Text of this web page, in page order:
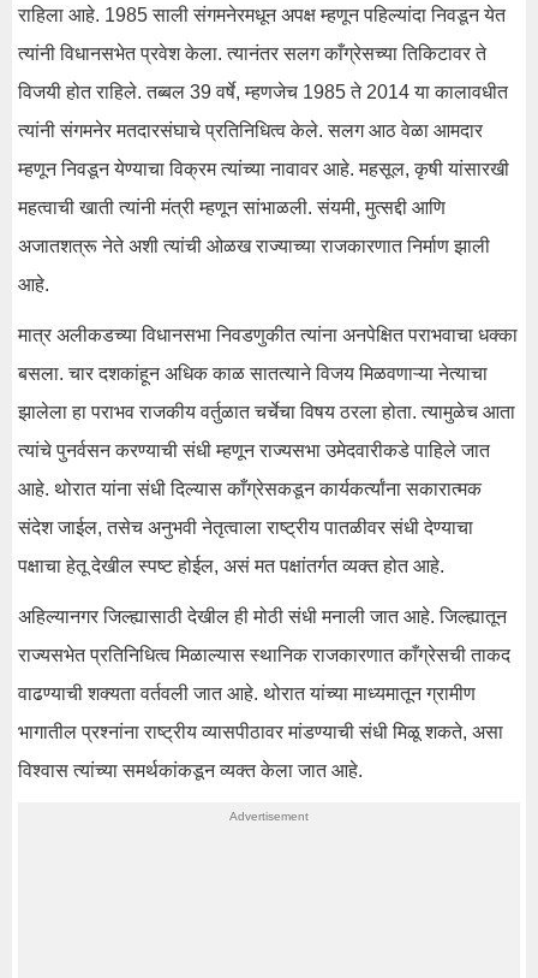
राहिला आहे. 1985 साली संगमनेरमधून अपक्ष म्हणून पहिल्यांदा निवडून येत
त्यांनी विधानसभेत प्रवेश केला. त्यानंतर सलग काँग्रेसच्या तिकिटावर ते
विजयी होत राहिले. तब्बल 39 वर्षे, म्हणजेच 1985 ते 2014 या कालावधीत
त्यांनी संगमनेर मतदारसंघाचे प्रतिनिधित्व केले. सलग आठ वेळा आमदार
म्हणून निवडून येण्याचा विक्रम त्यांच्या नावावर आहे. महसूल, कृषी यांसारखी
महत्वाची खाती त्यांनी मंत्री म्हणून सांभाळली. संयमी, मुत्सद्दी आणि
अजातशत्रू नेते अशी त्यांची ओळख राज्याच्या राजकारणात निर्माण झाली
आहे.
मात्र अलीकडच्या विधानसभा निवडणुकीत त्यांना अनपेक्षित पराभवाचा धक्का
बसला. चार दशकांहून अधिक काळ सातत्याने विजय मिळवणाऱ्या नेत्याचा
झालेला हा पराभव राजकीय वर्तुळात चर्चेचा विषय ठरला होता. त्यामुळेच आता
त्यांचे पुनर्वसन करण्याची संधी म्हणून राज्यसभा उमेदवारीकडे पाहिले जात
आहे. थोरात यांना संधी दिल्यास काँग्रेसकडून कार्यकर्त्यांना सकारात्मक
संदेश जाईल, तसेच अनुभवी नेतृत्वाला राष्ट्रीय पातळीवर संधी देण्याचा
पक्षाचा हेतू देखील स्पष्ट होईल, असं मत पक्षांतर्गत व्यक्त होत आहे.
अहिल्यानगर जिल्ह्यासाठी देखील ही मोठी संधी मनाली जात आहे. जिल्ह्यातून
राज्यसभेत प्रतिनिधित्व मिळाल्यास स्थानिक राजकारणात काँग्रेसची ताकद
वाढण्याची शक्यता वर्तवली जात आहे. थोरात यांच्या माध्यमातून ग्रामीण
भागातील प्रश्नांना राष्ट्रीय व्यासपीठावर मांडण्याची संधी मिळू शकते, असा
विश्वास त्यांच्या समर्थकांकडून व्यक्त केला जात आहे.